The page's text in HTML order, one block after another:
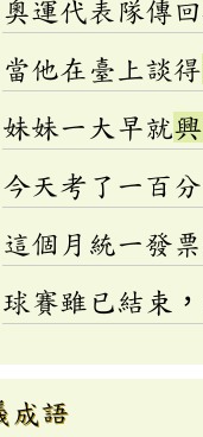
奧運代表隊傳
當他在臺上談得
妹妹一大早就
今天考了一百
這個月統一發
球賽雖已結束
成語